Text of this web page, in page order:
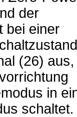
der
bei einer
(26) aus,
in
schaltet.